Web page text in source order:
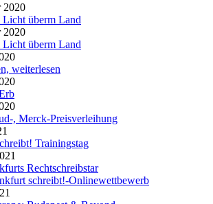
2020
überm Land
2020
überm Land
weiterlesen
, Merck-Preisverleihung
Trainingstag
Rechtschreibstar
schreibt!-Onlinewettbewerb